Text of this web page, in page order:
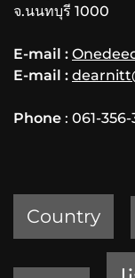
จ.นนทบุรี 1000
E-mail :
E-mail :
Phone : 061-356-
Country